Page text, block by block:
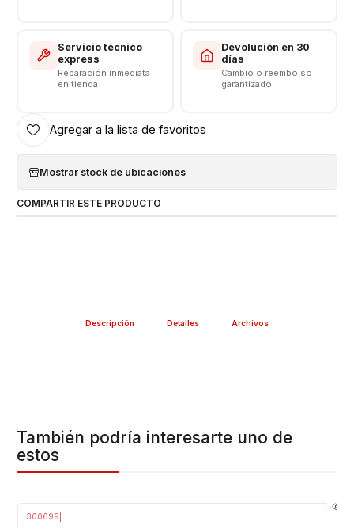
Servicio técnico
express
Reparación inmediata
en tienda
Devolución en 30
días
Cambio o reembolso
garantizado
Agregar a la lista de favoritos
Mostrar stock de ubicaciones
COMPARTIR ESTE PRODUCTO
Descripción Detalles Archivos
También podría interesarte uno de
estos
300699